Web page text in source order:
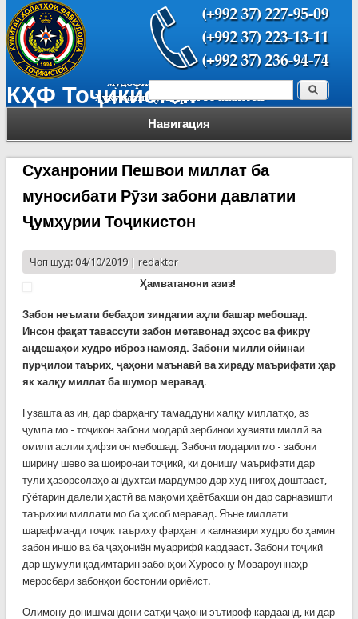
КҲФ Тоҷикистон
Навигация
Форма поиска Поиск
Суханронии Пешвои миллат ба
муносибати Рӯзи забони давлатии
Ҷумҳурии Тоҷикистон
Чоп шуд: 04/10/2019 | redaktor
Ҳамватанони азиз!
Забон неъмати бебаҳои зиндагии аҳли башар мебошад.
Инсон фақат тавассути забон метавонад эҳсос ва фикру
андешаҳои худро иброз намояд. Забони миллӣ ойинаи
пурҷилои таърих, ҷаҳони маънавӣ ва хираду маърифати ҳар
як халқу миллат ба шумор меравад.
Гузашта аз ин, дар фарҳангу тамаддуни халқу миллатҳо, аз
ҷумла мо - тоҷикон забони модарӣ зербинои ҳувияти миллӣ ва
омили аслии ҳифзи он мебошад. Забони модарии мо - забони
ширину шево ва шоиронаи тоҷикӣ, ки донишу маърифати дар
тӯли ҳазорсолаҳо андӯхтаи мардумро дар худ нигоҳ доштааст,
гӯётарин далели ҳастӣ ва мақоми ҳаётбахши он дар сарнавишти
таърихии миллати мо ба ҳисоб меравад. Яъне миллати
шарафманди тоҷик таъриху фарҳанги камназири худро бо ҳамин
забон иншо ва ба ҷаҳониён муаррифӣ кардааст. Забони тоҷикӣ
дар шумули қадимтарин забонҳои Хуросону Мовароуннаҳр
меросбари забонҳои бостонии ориёист.
Олимону донишмандони сатҳи ҷаҳонӣ эътироф кардаанд, ки дар